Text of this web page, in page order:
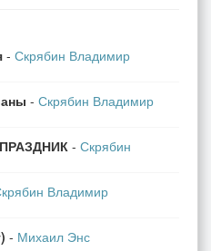
умрёте.
пройдёт,
поплывёте...
- Скрябин Владимир
- Скрябин Владимир
ПРАЗДНИК - Скрябин
Владимир
- Михаил Энс